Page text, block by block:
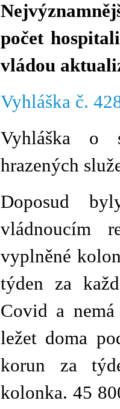
počet
vládou
Vyhláška č.
Vyhláška o
hrazených
Doposud
vládnoucím
vyplněné
týden za
Covid a
ležet doma
korun za
kolonka. 45